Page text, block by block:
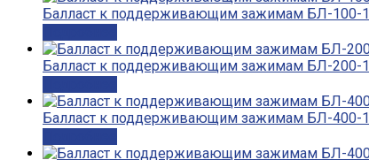
Балласт к поддерживающим зажимам БЛ-100-1
Балласт к поддерживающим зажимам БЛ-200-1
Балласт к поддерживающим зажимам БЛ-400-1